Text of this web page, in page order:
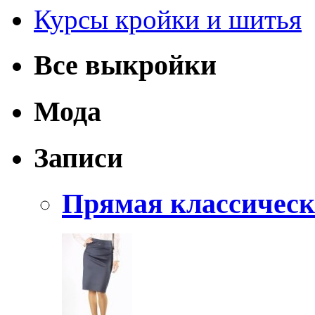
Курсы кройки и шитья
Все выкройки
Мода
Записи
Прямая